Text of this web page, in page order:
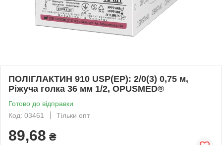
ПОЛІГЛАКТИН 910 USP(EP): 2/0(3) 0,75 м,
Ріжуча голка 36 мм 1/2, OPUSMED®
Готово до відправки
Код: 03461
Тільки опт
89,68 ₴